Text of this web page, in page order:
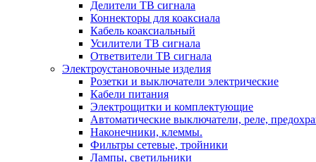
Делители ТВ сигнала
Коннекторы для коаксиала
Кабель коаксиальный
Усилители ТВ сигнала
Ответвители ТВ сигнала
Электроустановочные изделия
Розетки и выключатели электрические
Кабели питания
Электрощитки и комплектующие
Автоматические выключатели, реле,
Наконечники, клеммы.
Фильтры сетевые, тройники
Лампы, светильники